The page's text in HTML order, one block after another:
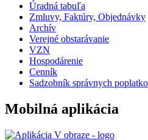
Úradná tabuľa
Zmluvy, Faktúry, Objednávky
Archív
Verejné obstarávanie
VZN
Hospodárenie
Cenník
Sadzobník správnych
Mobilná aplikácia